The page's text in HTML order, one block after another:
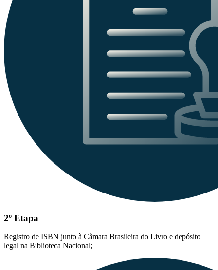
2º Etapa
Registro de ISBN junto à Câmara Brasileira do Livro e depósito
legal na Biblioteca Nacional;